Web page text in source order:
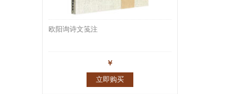
欧阳询诗文笺注
￥
立即购买